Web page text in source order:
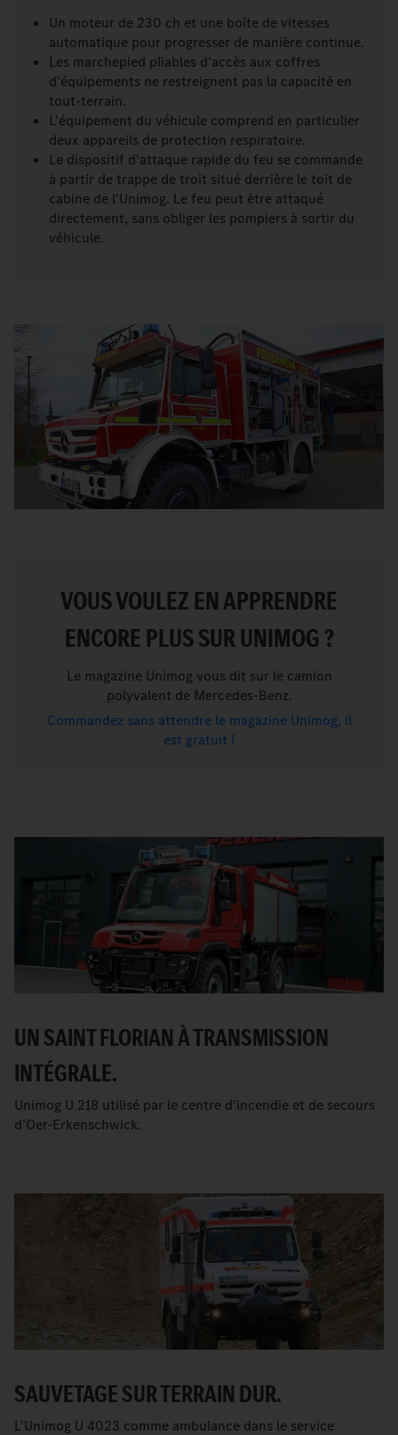
Un moteur de 230 ch et une boîte de vitesses
automatique pour progresser de manière continue.
Les marchepied pliables d'accès aux coffres
d'équipements ne restreignent pas la capacité en
tout-terrain.
L'équipement du véhicule comprend en particulier
deux appareils de protection respiratoire.
Le dispositif d'attaque rapide du feu se commande
à partir de trappe de troit situé derrière le toit de
cabine de l'Unimog. Le feu peut être attaqué
directement, sans obliger les pompiers à sortir du
véhicule.
VOUS VOULEZ EN APPRENDRE
ENCORE PLUS SUR UNIMOG ?
Le magazine Unimog vous dit sur le camion
polyvalent de Mercedes-Benz.
Commandez sans attendre le magazine Unimog, il
est gratuit !
UN SAINT FLORIAN À TRANSMISSION
INTÉGRALE.
Unimog U 218 utilisé par le centre d’incendie et de secours
d’Oer-Erkenschwick.
SAUVETAGE SUR TERRAIN DUR.
L'Unimog U 4023 comme ambulance dans le service